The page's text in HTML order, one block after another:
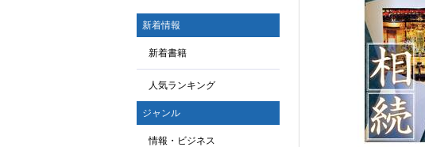
新着情報
新着書籍
人気ランキング
ジャンル
情報・ビジネス